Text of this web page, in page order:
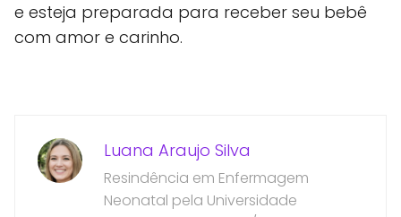
e esteja preparada para receber seu bebê
com amor e carinho.
Luana Araujo Silva
Resindência em Enfermagem
Neonatal pela Universidade